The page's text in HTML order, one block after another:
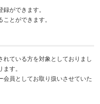
ができます。
とができます。
れている方を対象としておりまし
す。
会員としてお取り扱いさせていた